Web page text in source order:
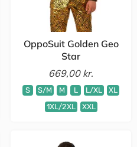
OppoSuit Golden Geo
Star
669,00 kr.
S S/M M L L/XL
XL
1XL/2XL
XXL